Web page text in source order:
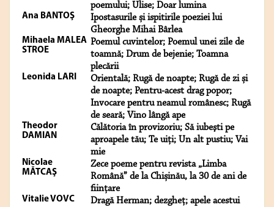
poemului; Ulise; Doar lumina
Ana BANTOŞ
Ipostasurile și ispitirile poeziei lui
Gheorghe Mihai Bârlea
Mihaela MALEA
STROE
Poemul cuvintelor; Poemul unei zile de
toamnă; Drum de bejenie; Toamna
plecării
Leonida LARI
Orientală; Rugă de noapte; Rugă de zi și
de noapte; Pentru-acest drag popor;
Invocare pentru neamul românesc; Rugă
de seară; Vino lângă ape
Theodor
DAMIAN
Călătoria în provizoriu; Să iubeşti pe
aproapele tău; Te uiţi; Un alt pustiu; Vai
mie
Nicolae
MĂTCAŞ
Zece poeme pentru revista „Limba
Română” de la Chișinău, la 30 de ani de
ființare
Vitalie VOVC
Dragă Herman; dezgheţ; apele acestui